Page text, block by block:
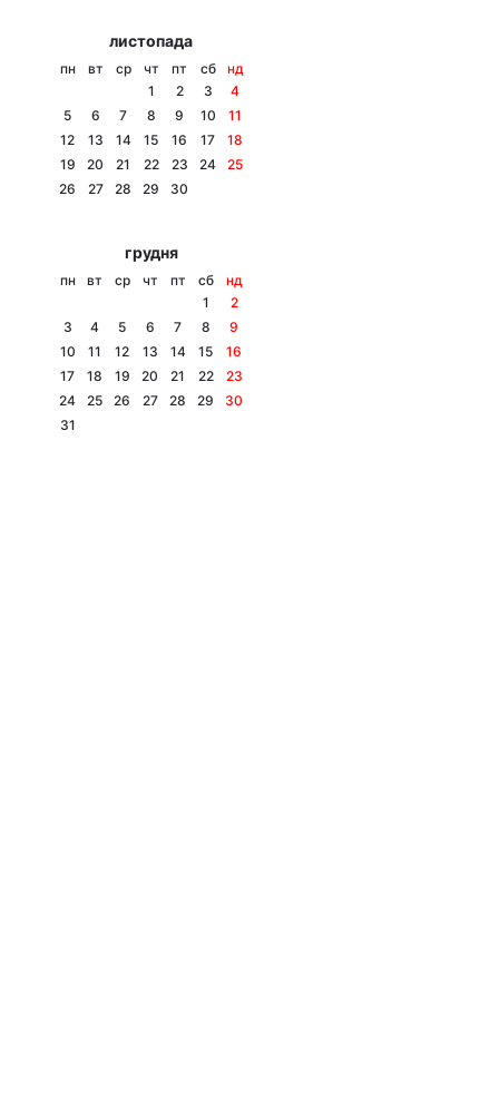
листопада
пн вт ср чт пт сб
нд
1
2 3
4
5
6 7 8 9 10
11
12
13 14 15 16 17
18
19
20 21 22 23 24
25
26
27 28 29 30
грудня
пн вт ср чт пт сб
нд
1
2
3
4 5 6 7 8
9
10
11 12 13 14 15
16
17
18 19 20 21 22
23
24
25 26 27 28 29
30
31